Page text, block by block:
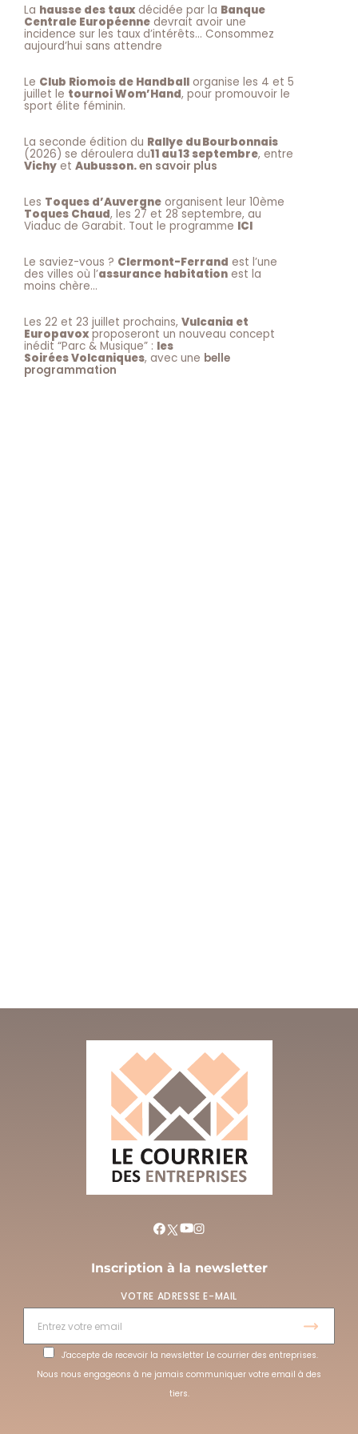
La hausse des taux décidée par la Banque
Centrale Européenne devrait avoir une
incidence sur les taux d’intérêts… Consommez
aujourd’hui sans attendre
Le Club Riomois de Handball organise les 4 et 5
juillet le tournoi Wom’Hand, pour promouvoir le
sport élite féminin.
La seconde édition du Rallye du Bourbonnais
(2026) se déroulera du11 au 13 septembre, entre
Vichy et Aubusson.en savoir plus
Les Toques d’Auvergne organisent leur 10ème
Toques Chaud, les 27 et 28 septembre, au
Viaduc de Garabit. Tout le programme ICI
Le saviez-vous ? Clermont-Ferrand est l’une
des villes où l’assurance habitation est la
moins chère…
Les 22 et 23 juillet prochains, Vulcania et
Europavox proposeront un nouveau concept
inédit “Parc & Musique” : les
Soirées Volcaniques, avec une belle
programmation
Inscription à la newsletter
VOTRE ADRESSE E-MAIL
J'accepte de recevoir la newsletter Le courrier des entreprises.
Nous nous engageons à ne jamais communiquer votre email à des
tiers.